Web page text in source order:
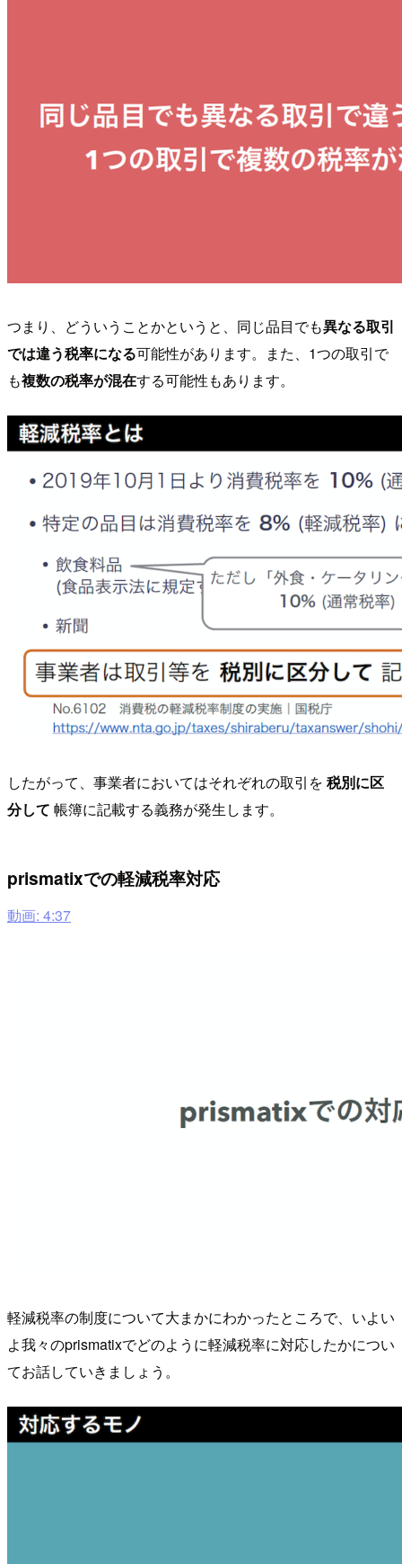
つまり、どういうことかというと、同じ品目でも異なる取引
では違う税率になる可能性があります。また、1つの取引で
も複数の税率が混在する可能性もあります。
したがって、事業者においてはそれぞれの取引を 税別に区
分して 帳簿に記載する義務が発生します。
prismatixでの軽減税率対応
動画: 4:37
軽減税率の制度について大まかにわかったところで、いよい
よ我々のprismatixでどのように軽減税率に対応したかについ
てお話していきましょう。